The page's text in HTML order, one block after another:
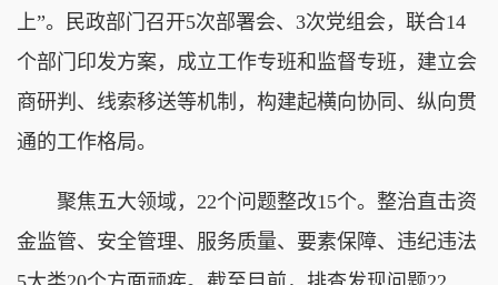
上”。民政部门召开5次部署会、3次党组会，联合14
个部门印发方案，成立工作专班和监督专班，建立会
商研判、线索移送等机制，构建起横向协同、纵向贯
通的工作格局。
聚焦五大领域，22个问题整改15个。整治直击资
金监管、安全管理、服务质量、要素保障、违纪违法